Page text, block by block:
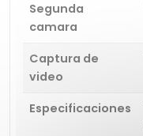
Segunda
camara
Captura de
video
Especificaciones